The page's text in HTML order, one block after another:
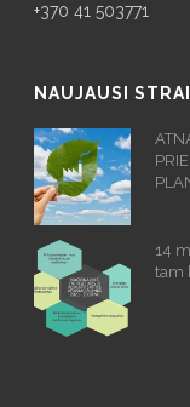
+370 41 503771
NAUJAUSI
14
tam